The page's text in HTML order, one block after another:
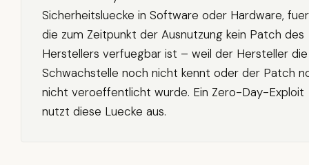
Sicherheitsluecke in Software oder Hardware, fuer
die zum Zeitpunkt der Ausnutzung kein Patch des
Herstellers verfuegbar ist – weil der Hersteller die
Schwachstelle noch nicht kennt oder der Patch
nicht veroeffentlicht wurde. Ein Zero-Day-Exploit
nutzt diese Luecke aus.